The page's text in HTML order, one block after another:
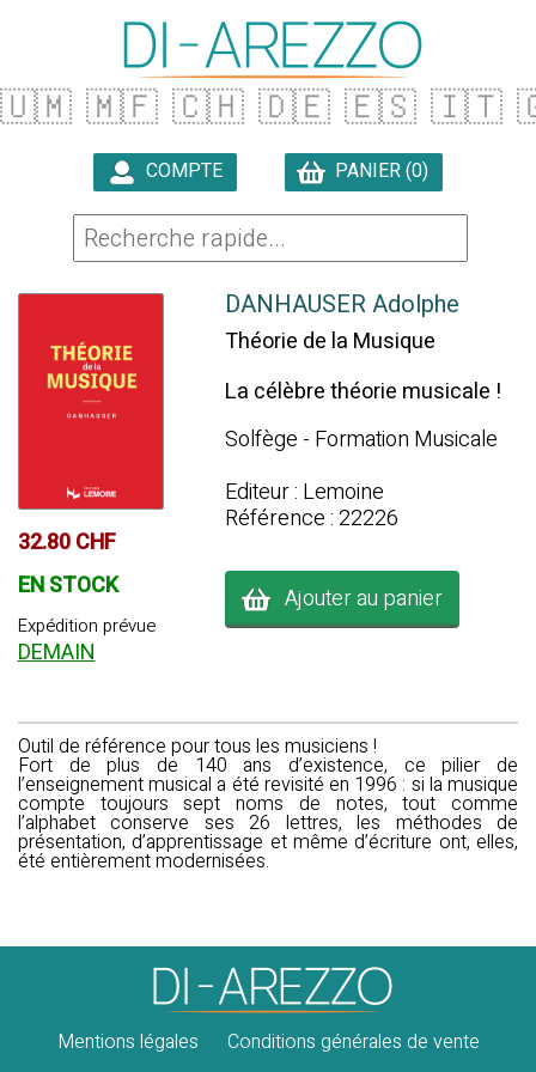
🇺🇲 🇲🇫 🇨🇭 🇩🇪 🇪🇸 🇮🇹
COMPTE PANIER (0)
32.80 CHF
EN STOCK
Expédition prévue
DEMAIN
DANHAUSER Adolphe
Théorie de la Musique
La célèbre théorie musicale !
Solfège - Formation Musicale
Editeur : Lemoine
Référence : 22226
Ajouter au panier
Outil de référence pour tous les musiciens !
Fort de plus de 140 ans d’existence, ce pilier de
l’enseignement musical a été revisité en 1996 : si la musique
compte toujours sept noms de notes, tout comme
l’alphabet conserve ses 26 lettres, les méthodes de
présentation, d’apprentissage et même d’écriture ont, elles,
été entièrement modernisées.
Mentions légales Conditions générales de vente